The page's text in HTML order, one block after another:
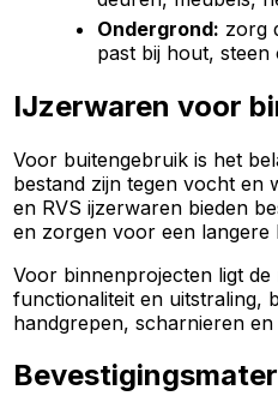
Ondergrond: zorg
past bij hout, steen
IJzerwaren voor
Voor buitengebruik is het
bestand zijn tegen vocht en
en RVS ijzerwaren bieden
en zorgen voor een langere
Voor binnenprojecten ligt
functionaliteit en uitstraling,
handgrepen, scharnieren en